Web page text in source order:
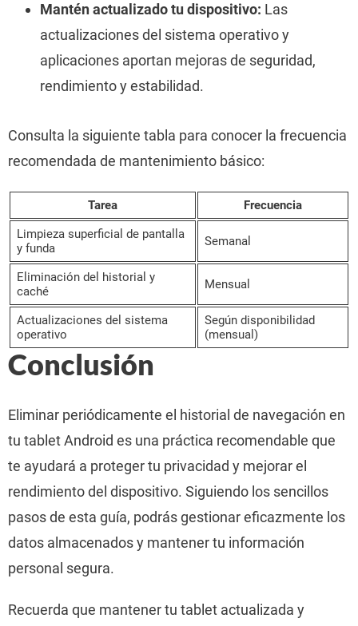
Mantén actualizado tu dispositivo: Las
actualizaciones del sistema operativo y
aplicaciones aportan mejoras de seguridad,
rendimiento y estabilidad.
Consulta la siguiente tabla para conocer la frecuencia
recomendada de mantenimiento básico:
Tarea
Frecuencia
Limpieza superficial de pantalla
y funda
Semanal
Eliminación del historial y
caché
Mensual
Actualizaciones del sistema
operativo
Según disponibilidad
(mensual)
Conclusión
Eliminar periódicamente el historial de navegación en
tu tablet Android es una práctica recomendable que
te ayudará a proteger tu privacidad y mejorar el
rendimiento del dispositivo. Siguiendo los sencillos
pasos de esta guía, podrás gestionar eficazmente los
datos almacenados y mantener tu información
personal segura.
Recuerda que mantener tu tablet actualizada y